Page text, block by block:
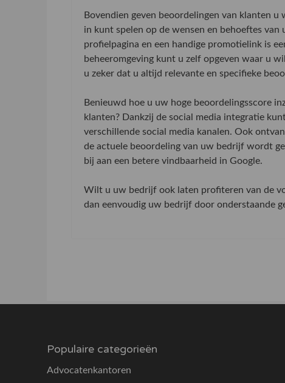
Bovendien geven beoordelingen van klanten
in kunt spelen op de wensen en behoeftes
profielpagina en een handige promotielink is
beheeromgeving kunt u zelf opgeven waar u
u zeker dat u altijd relevante en specifieke
Benieuwd hoe u uw hoge beoordelingsscore
klanten? Dankzij de social media integratie
verschillende social media kanalen. Ook
de actuele beoordeling van uw bedrijf wordt
bij aan een betere vindbaarheid in Google.
Wilt u uw bedrijf ook laten profiteren van de
dan eenvoudig uw bedrijf door onderstaande
Populaire categorieën
Advocatenkantoren